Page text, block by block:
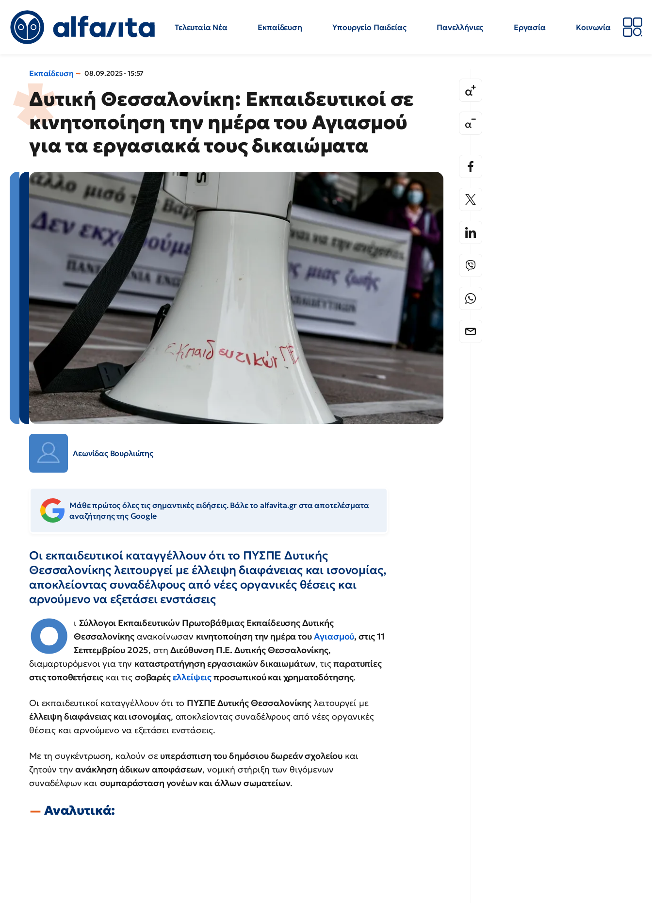
Τελευταία Νέα Εκπαίδευση Υπουργείο Παιδείας Πανελλήνιες Εργασία
Κοινωνία
Εκπαίδευση 08.09.2025 - 15:57
Δυτική Θεσσαλονίκη: Εκπαιδευτικοί σε
κινητοποίηση την ημέρα του Αγιασμού
για τα εργασιακά τους δικαιώματα
Λεωνίδας Βουρλιώτης
Μάθε πρώτος όλες τις σημαντικές ειδήσεις. Βάλε το alfavita.gr στα αποτελέσματα
αναζήτησης της Google
Οι εκπαιδευτικοί καταγγέλλουν ότι το ΠΥΣΠΕ Δυτικής
Θεσσαλονίκης λειτουργεί με έλλειψη διαφάνειας και ισονομίας,
αποκλείοντας συναδέλφους από νέες οργανικές θέσεις και
αρνούμενο να εξετάσει ενστάσεις
Ο ι Σύλλογοι Εκπαιδευτικών Πρωτοβάθμιας Εκπαίδευσης Δυτικής
Θεσσαλονίκηςανακοίνωσαν κινητοποίηση την ημέρα τουΑγιασμού, στις 11
Σεπτεμβρίου 2025, στηΔιεύθυνση Π.Ε. Δυτικής Θεσσαλονίκης,
διαμαρτυρόμενοι για την καταστρατήγηση εργασιακών δικαιωμάτων, τιςπαρατυπίες
στις τοποθετήσεις και τις σοβαρέςελλείψειςπροσωπικού και χρηματοδότησης.
Οι εκπαιδευτικοί καταγγέλλουν ότι το ΠΥΣΠΕ Δυτικής Θεσσαλονίκηςλειτουργεί με
έλλειψη διαφάνειας και ισονομίας, αποκλείοντας συναδέλφους από νέες οργανικές
θέσεις και αρνούμενο να εξετάσει ενστάσεις.
Με τη συγκέντρωση, καλούν σε υπεράσπιση του δημόσιου δωρεάν σχολείου και
ζητούν τηνανάκληση άδικων αποφάσεων, νομική στήριξη των θιγόμενων
συναδέλφων και συμπαράσταση γονέων και άλλων σωματείων.
Αναλυτικά: